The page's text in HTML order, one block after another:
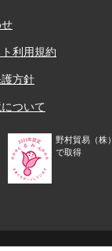
利用規約
方針
ついて
野村貿易（株）
で取得